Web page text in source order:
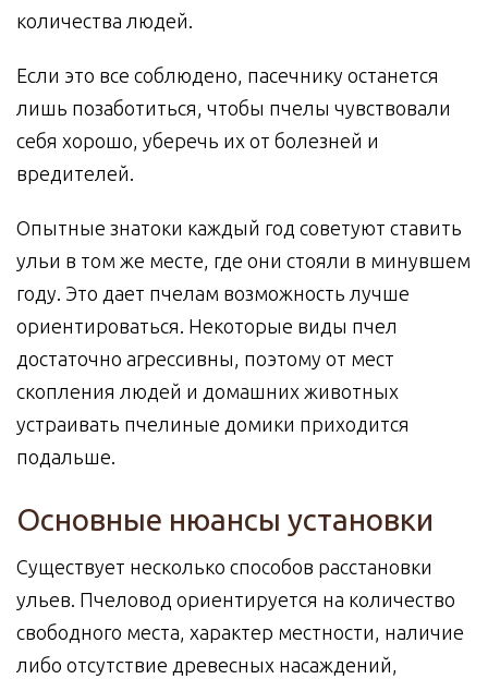
количества людей.
Если это все соблюдено, пасечнику останется
лишь позаботиться, чтобы пчелы чувствовали
себя хорошо, уберечь их от болезней и
вредителей.
Опытные знатоки каждый год советуют ставить
ульи в том же месте, где они стояли в минувшем
году. Это дает пчелам возможность лучше
ориентироваться. Некоторые виды пчел
достаточно агрессивны, поэтому от мест
скопления людей и домашних животных
устраивать пчелиные домики приходится
подальше.
Основные нюансы установки
Существует несколько способов расстановки
ульев. Пчеловод ориентируется на количество
свободного места, характер местности, наличие
либо отсутствие древесных насаждений,